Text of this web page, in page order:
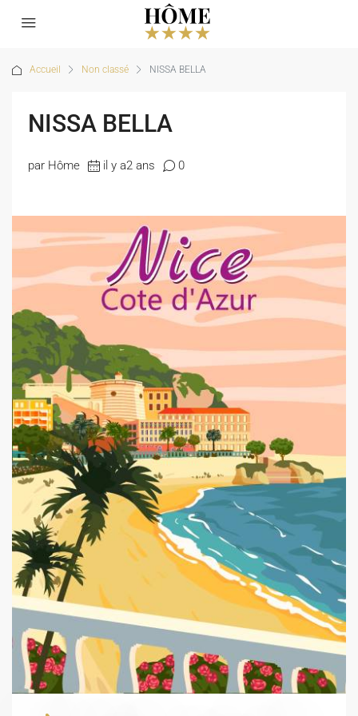
Accueil Non classé NISSA BELLA
NISSA BELLA
par Hôme il y a2 ans 0